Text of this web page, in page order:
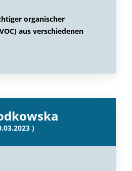
organischer
aus verschiedenen
)